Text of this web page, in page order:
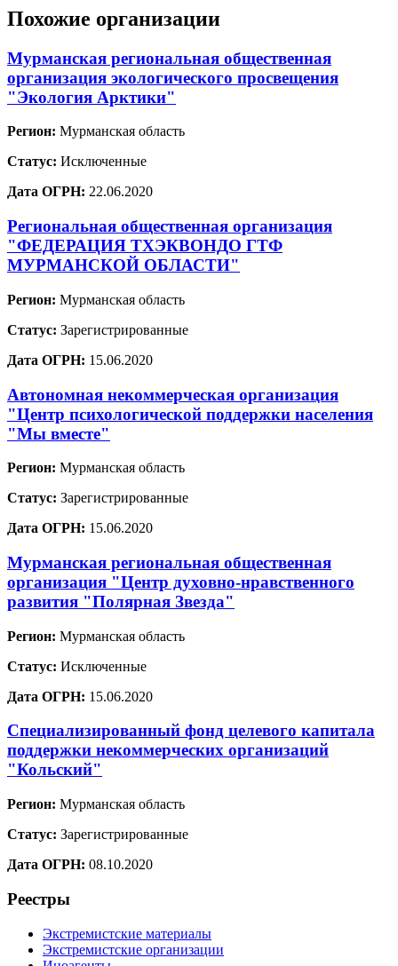
Похожие организации
Мурманская региональная общественная
организация экологического просвещения
"Экология Арктики"
Регион: Мурманская область
Статус: Исключенные
Дата ОГРН: 22.06.2020
Региональная общественная организация
"ФЕДЕРАЦИЯ ТХЭКВОНДО ГТФ
МУРМАНСКОЙ ОБЛАСТИ"
Регион: Мурманская область
Статус: Зарегистрированные
Дата ОГРН: 15.06.2020
Автономная некоммерческая организация
"Центр психологической поддержки населения
"Мы вместе"
Регион: Мурманская область
Статус: Зарегистрированные
Дата ОГРН: 15.06.2020
Мурманская региональная общественная
организация "Центр духовно-нравственного
развития "Полярная Звезда"
Регион: Мурманская область
Статус: Исключенные
Дата ОГРН: 15.06.2020
Специализированный фонд целевого капитала
поддержки некоммерческих организаций
"Кольский"
Регион: Мурманская область
Статус: Зарегистрированные
Дата ОГРН: 08.10.2020
Реестры
Экстремистские материалы
Экстремистские организации